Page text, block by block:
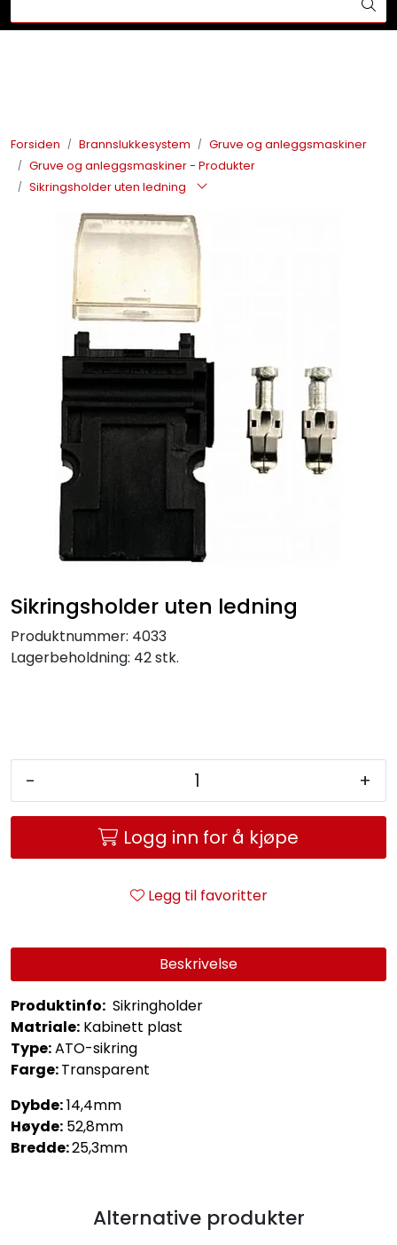
Forsiden Brannslukkesystem
Gruve og anleggsmaskiner
Gruve og anleggsmaskiner - Produkter
Sikringsholder uten ledning
Sikringsholder uten ledning
Produktnummer: 4033
Lagerbeholdning: 42 stk.
- +
Logg inn for å kjøpe
Legg til favoritter
Beskrivelse
Produktinfo: Sikringholder
Matriale: Kabinett plast
Type:ATO-sikring
Farge:Transparent
Dybde:14,4mm
Høyde: 52,8mm
Bredde:25,3mm
Alternative produkter
Lysprodukter
Redningskammere
Maskinsikring
Bærekraft
Nyheter
Service og support
Kontakt oss